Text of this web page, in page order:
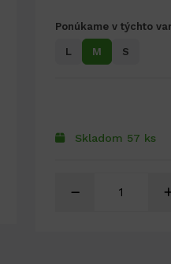
Ponúkame v týchto
L M S
Skladom 57 ks